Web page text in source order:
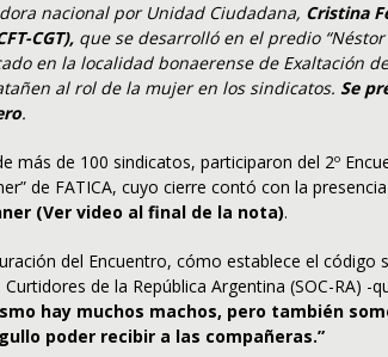
nacional por Unidad Ciudadana, Cristina
CGT), que se desarrolló en el predio
en la localidad bonaerense de Exaltación
al rol de la mujer en los sindicatos. Se
.
más de 100 sindicatos, participaron del 2º
de FATICA, cuyo cierre contó con la
(Ver video al final de la nota).
del Encuentro, cómo establece el
de la República Argentina (SOC-RA)
hay muchos machos, pero también
poder recibir a las compañeras.”